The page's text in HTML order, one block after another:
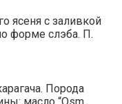
ясеня с заливкой
форме слэба. П.
Порода
масло “Osm.